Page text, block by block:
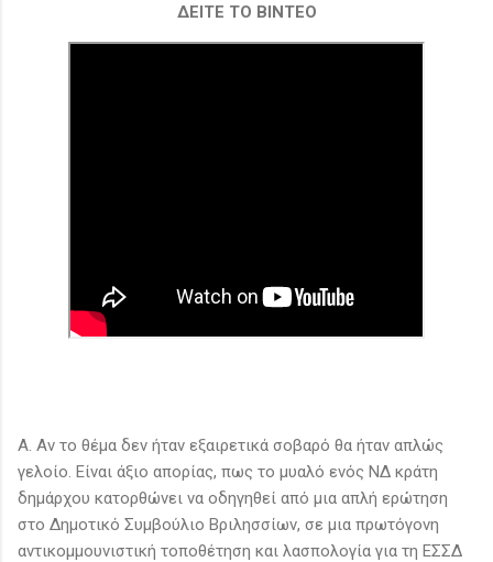
ΔΕΙΤΕ ΤΟ ΒΙΝΤΕΟ
Α. Αν το θέμα δεν ήταν εξαιρετικά σοβαρό θα ήταν απλώς
γελοίο. Είναι άξιο απορίας, πως το μυαλό ενός ΝΔ κράτη
δημάρχου κατορθώνει να οδηγηθεί από μια απλή ερώτηση
στο Δημοτικό Συμβούλιο Βριλησσίων, σε μια πρωτόγονη
αντικομμουνιστική τοποθέτηση και λασπολογία για τη ΕΣΣΔ